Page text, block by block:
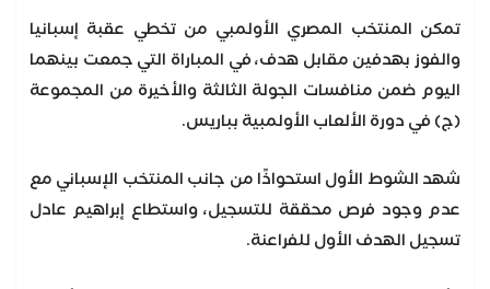
تمكن المنتخب المصري الأولمبي من تخطي عقبة إسبانيا
والفوز بهدفين مقابل هدف، في المباراة التي جمعت بينهما
اليوم ضمن منافسات الجولة الثالثة والأخيرة من المجموعة
(ج) في دورة الألعاب الأولمبية بباريس.
شهد الشوط الأول استحواذًا من جانب المنتخب الإسباني مع
عدم وجود فرص محققة للتسجيل، واستطاع إبراهيم عادل
تسجيل الهدف الأول للفراعنة.